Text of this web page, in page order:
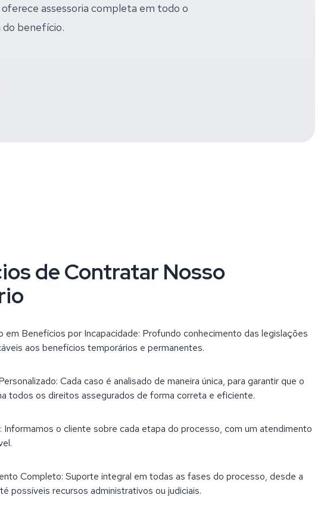
assessoria completa em todo o
do benefício.
de Contratar Nosso
em Benefícios por Incapacidade: Profundo conhecimento das legislações
aos benefícios temporários e permanentes.
Cada caso é analisado de maneira única, para garantir que o
todos os direitos assegurados de forma correta e eficiente.
Informamos o cliente sobre cada etapa do processo, com um atendimento
Completo: Suporte integral em todas as fases do processo, desde a
possíveis recursos administrativos ou judiciais.